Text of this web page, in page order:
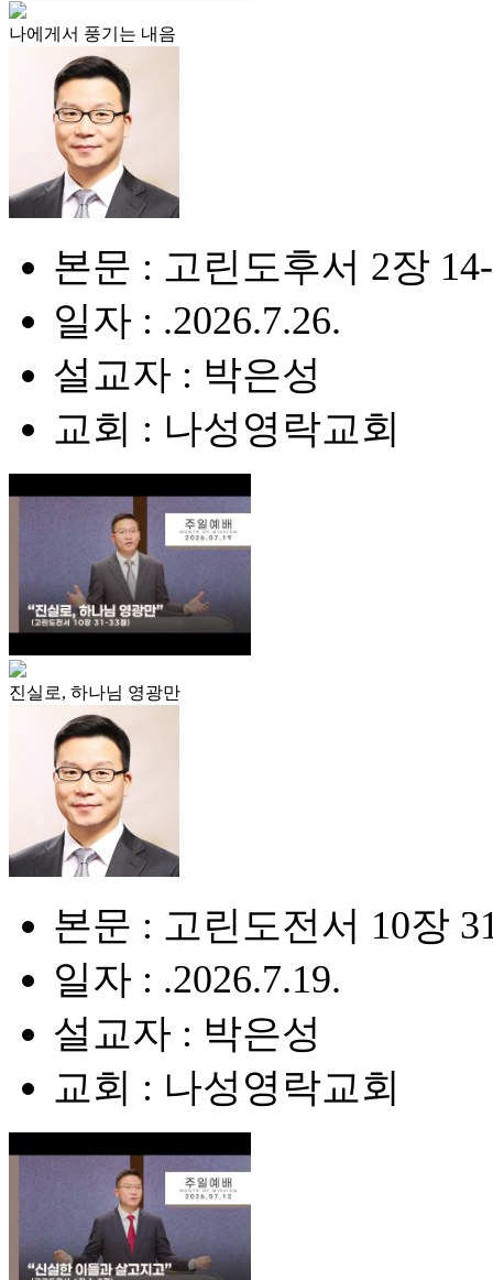
나에게서 풍기는 내음
본문 : 고린도후서 2장
일자 : .2026.7.26.
설교자 : 박은성
교회 : 나성영락교회
진실로, 하나님 영광만
본문 : 고린도전서 10장
일자 : .2026.7.19.
설교자 : 박은성
교회 : 나성영락교회